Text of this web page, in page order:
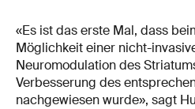
«Es ist das erste Mal, dass
Möglichkeit einer nicht-
Neuromodulation des
Verbesserung des
nachgewiesen wurde», sagt